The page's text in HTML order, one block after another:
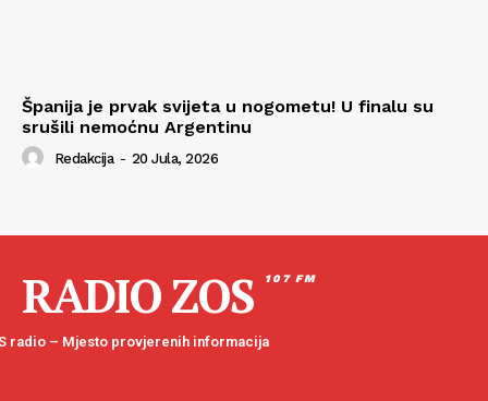
Španija je prvak svijeta u nogometu! U finalu su
srušili nemoćnu Argentinu
Redakcija - 20 Jula, 2026
RADIO ZOS 107 FM
radio – Mjesto provjerenih informacija